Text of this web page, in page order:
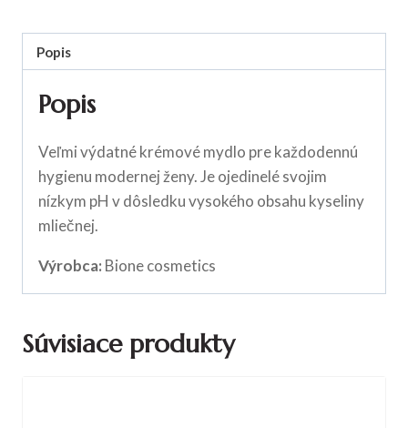
Popis
Popis
Veľmi výdatné krémové mydlo pre každodennú
hygienu modernej ženy. Je ojedinelé svojim
nízkym pH v dôsledku vysokého obsahu kyseliny
mliečnej.
Výrobca: Bione cosmetics
Súvisiace produkty